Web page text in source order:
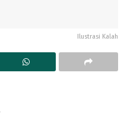
Ilustrasi Kalah